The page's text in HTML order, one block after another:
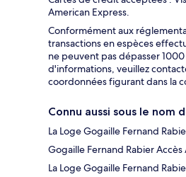
American Express.
Conformément aux
transactions en espèces
ne peuvent pas dépasser 1000
d'informations, veuillez
coordonnées figurant dans la
Connu aussi sous le nom
La Loge Gogaille Fernand
Gogaille Fernand Rabier
La Loge Gogaille Fernand